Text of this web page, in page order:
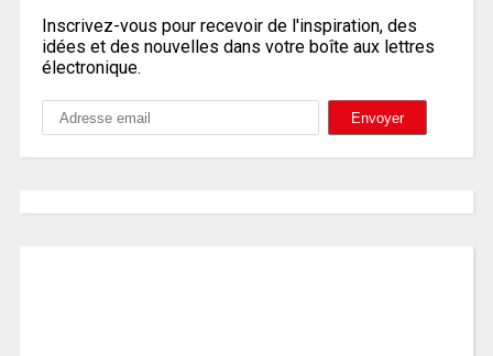
Inscrivez-vous pour recevoir de l'inspiration, des
idées et des nouvelles dans votre boîte aux lettres
électronique.